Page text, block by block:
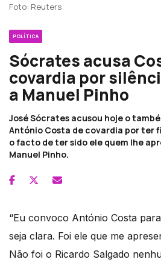
Foto: Reuters
POLÍTICA
Sócrates acusa
covardia por
a Manuel Pinho
José Sócrates acusou hoje o
António Costa de covardia por ter
o facto de ter sido ele quem lhe
Manuel Pinho.
“Eu convoco António Costa
seja clara. Foi ele que me
Não foi o Ricardo Salgado